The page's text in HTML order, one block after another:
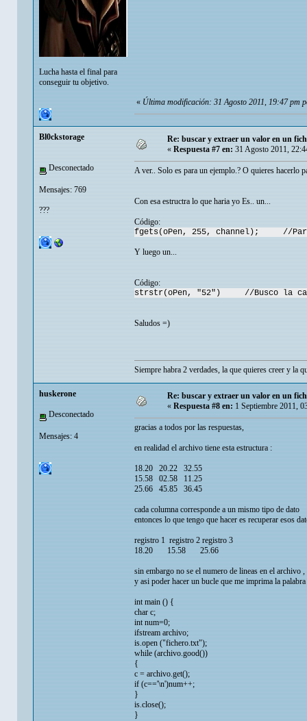
Lucha hasta el final para
conseguir tu objetivo.
«Última modificación: 31 Agosto 2011, 19:47 pm
Bl0ckstorage
Desconectado
Mensajes: 769
???
Re: buscar y extraer un valor en un
« Respuesta #7 en: 31 Agosto 2011,
A ver.. Solo es para un ejemplo.? O quieres hacerlo
Con esa estructra lo que haria yo Es.. un...
Código:
fgets(oPen, 255, channel); //
Y luego un...
Código:
strstr(oPen, "52") //Busco la
Saludos =)
Siempre habra 2 verdades, la que quieres creer y la
huskerone
Desconectado
Mensajes: 4
Re: buscar y extraer un valor en un
«Respuesta #8 en:1 Septiembre 2011,
gracias a todos por las respuestas,
en realidad el archivo tiene esta estructura :
18.20 20.22 32.55
15.58 02.58 11.25
25.66 45.85 36.45
cada columna corresponde a un mismo tipo de dato
entonces lo que tengo que hacer es recuperar esos
registro 1 registro 2 registro 3
18.20 15.58 25.66
sin embargo no se el numero de lineas en el archivo
y asi poder hacer un bucle que me imprima la
int main () {
char c;
int num=0;
ifstream archivo;
is.open ("fichero.txt");
while (archivo.good())
{
c = archivo.get();
if (c=='\n')num++;
}
is.close();
}